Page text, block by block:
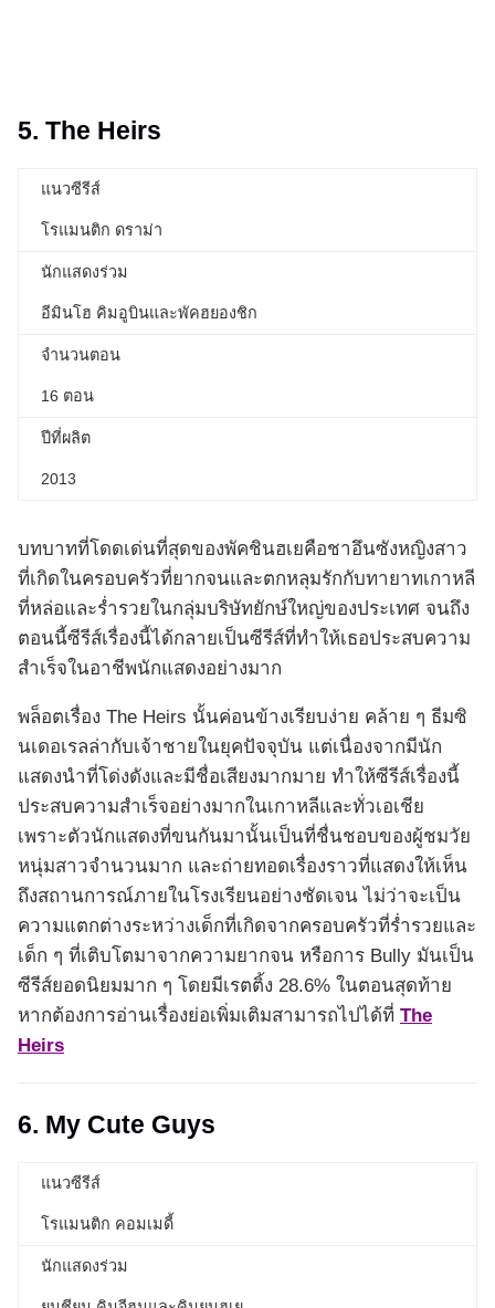
5. The Heirs
แนวซีรีส์
โรแมนติก ดราม่า
นักแสดงร่วม
อีมินโฮ คิมอูบินและพัคฮยองชิก
จำนวนตอน
16 ตอน
ปีที่ผลิต
2013
บทบาทที่โดดเด่นที่สุดของพัคชินฮเยคือชาอึนซังหญิงสาว
ที่เกิดในครอบครัวที่ยากจนและตกหลุมรักกับทายาทเกาหลี
ที่หล่อและร่ำรวยในกลุ่มบริษัทยักษ์ใหญ่ของประเทศ จนถึง
ตอนนี้ซีรีส์เรื่องนี้ได้กลายเป็นซีรีส์ที่ทำให้เธอประสบความ
สำเร็จในอาชีพนักแสดงอย่างมาก
พล็อตเรื่อง The Heirs นั้นค่อนข้างเรียบง่าย คล้าย ๆ ธีมซิ
นเดอเรลล่ากับเจ้าชายในยุคปัจจุบัน แต่เนื่องจากมีนัก
แสดงนำที่โด่งดังและมีชื่อเสียงมากมาย ทำให้ซีรีส์เรื่องนี้
ประสบความสำเร็จอย่างมากในเกาหลีและทั่วเอเชีย
เพราะตัวนักแสดงที่ขนกันมานั้นเป็นที่ชื่นชอบของผู้ชมวัย
หนุ่มสาวจำนวนมาก และถ่ายทอดเรื่องราวที่แสดงให้เห็น
ถึงสถานการณ์ภายในโรงเรียนอย่างชัดเจน ไม่ว่าจะเป็น
ความแตกต่างระหว่างเด็กที่เกิดจากครอบครัวที่ร่ำรวยและ
เด็ก ๆ ที่เติบโตมาจากความยากจน หรือการ Bully มันเป็น
ซีรีส์ยอดนิยมมาก ๆ โดยมีเรตติ้ง 28.6% ในตอนสุดท้าย
หากต้องการอ่านเรื่องย่อเพิ่มเติมสามารถไปได้ที่ The
Heirs
6. My Cute Guys
แนวซีรีส์
โรแมนติก คอมเมดี้
นักแสดงร่วม